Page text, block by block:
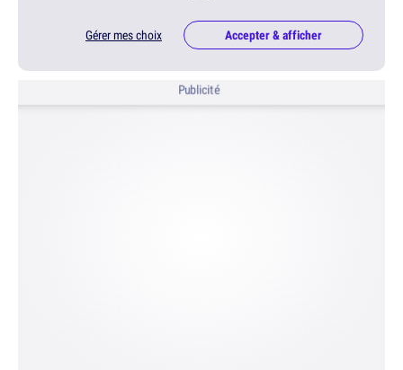
Gérer mes choix Accepter & afficher
Publicité